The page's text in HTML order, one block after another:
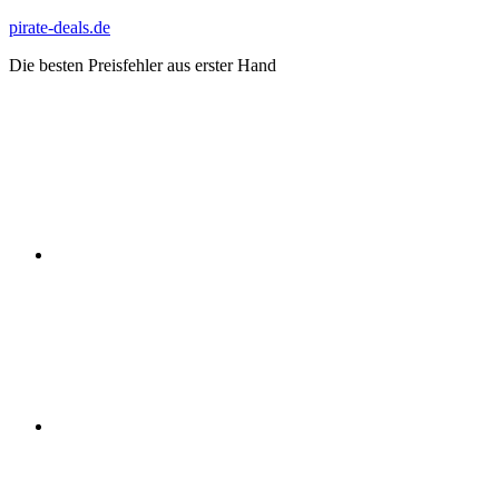
Zum
springen
pirate-deals.de
Die besten Preisfehler aus erster Hand